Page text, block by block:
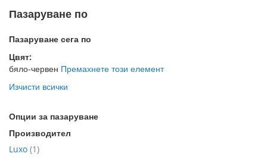
Пазаруване по
Пазаруване сега по
Цвят
бяло-червен Премахнете този елемент
Изчисти всички
Опции за пазаруване
Производител
Luxo 1артикул